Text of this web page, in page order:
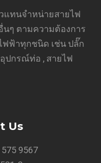
วแทนจำหน่ายสายไฟ
ๆ ตามความต้องการ
ฟ้าทุกชนิด เช่น ปลั๊ก
ปกรณ์ท่อ , สายไฟ
Us
575 9567